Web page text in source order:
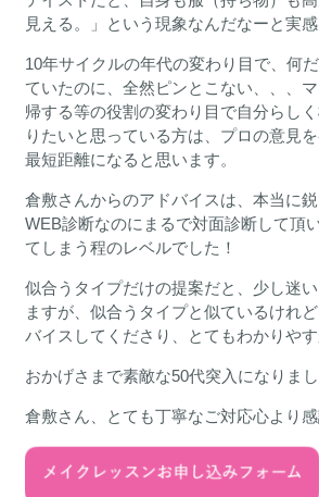
見える。」という現象なんだなーと実感
10年サイクルの年代の変わり目で、何
ていたのに、全然ピンとこない、、、
帰する等の役割の変わり目で自分らし
りたいと思っている方は、プロの意見
最短距離になると思います。
倉敷さんからのアドバイスは、本当に鋭
WEB診断なのにまるで対面診断して頂
てしまう程のレベルでした！
似合うタイプだけの提案だと、少し迷
ますが、似合うタイプと似ているけれ
バイスしてくださり、とてもわかりやす
おかげさまで素敵な50代突入になりま
倉敷さん、とても丁寧なご対応心より